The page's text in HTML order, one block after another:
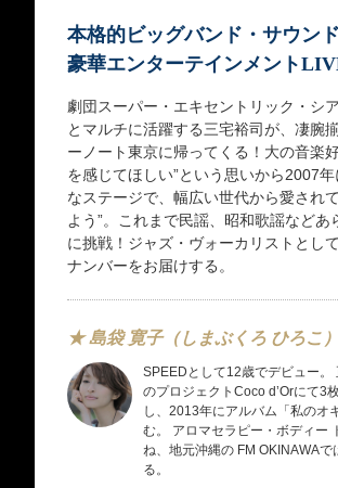
本格的ビッグバンド・サウン
豪華エンターテインメント
劇団スーパー・エキセントリック・シ
とマルチに活躍する三宅裕司が、凄腕
ーノート東京に帰ってくる！大の音楽
を感じてほしい”という思いから2007
なステージで、幅広い世代から愛され
よう”。これまで民謡、昭和歌謡など
に挑戦！ジャズ・ヴォーカリストとし
ナンバーをお届けする。
★ 島袋 寛子（しまぶくろ ひろこ
SPEEDとして12歳でデビュー。
のプロジェクトCoco d’Orにて3
し、2013年にアルバム「私のオ
む。 アロマセラピー・ボディー
ね、地元沖縄の FM OKINAWA
る。